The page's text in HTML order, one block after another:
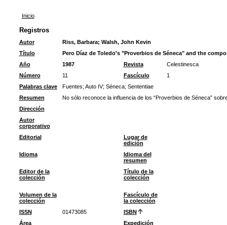
Inicio
Registros
Autor Riss, Barbara; Walsh, John Kevin
Título
Pero Díaz de Toledo's "Proverbios de Séneca" and the
Año
1987 Revista
Celestinesca
Número
11 Fascículo
1
Palabras clave
Fuentes; Auto IV; Séneca; Sententiae
Resumen
No sólo reconoce la influencia de los “Proverbios de Séneca”
Dirección
Autor
corporativo
Editorial
Lugar de
edición
Idioma
Idioma del
resumen
Editor de la
colección
Título de la
colección
Volumen de la
colección
Fascículo de
la colección
ISSN
01473085
ISBN
Área
Expedición